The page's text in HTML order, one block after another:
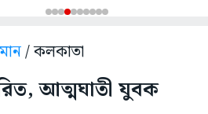
/ কলকাতা
আত্মঘাতী যুবক